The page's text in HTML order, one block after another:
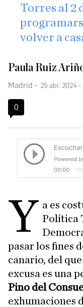
Torres al 2
volver a
Paula Ruiz
Madrid 25 abr. 2024 -
0
Y a es
Política
pasar los fines
canario, del
excusa es una
Pino del
exhumaciones